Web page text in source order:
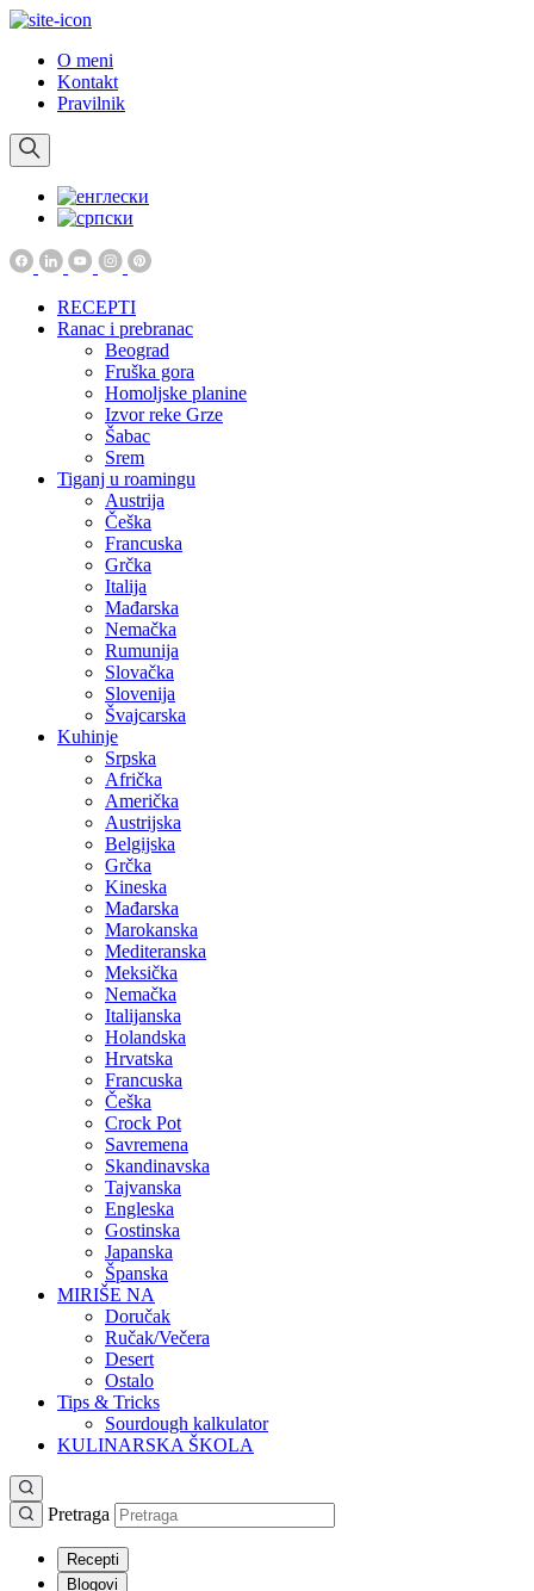
O meni
Kontakt
Pravilnik
RECEPTI
Ranac i prebranac
Beograd
Fruška gora
Homoljske planine
Izvor reke Grze
Šabac
Srem
Tiganj u roamingu
Austrija
Češka
Francuska
Grčka
Italija
Mađarska
Nemačka
Rumunija
Slovačka
Slovenija
Švajcarska
Kuhinje
Srpska
Afrička
Američka
Austrijska
Belgijska
Grčka
Kineska
Mađarska
Marokanska
Mediteranska
Meksička
Nemačka
Italijanska
Holandska
Hrvatska
Francuska
Češka
Crock Pot
Savremena
Skandinavska
Tajvanska
Engleska
Gostinska
Japanska
Španska
MIRIŠE NA
Doručak
Ručak/Večera
Desert
Ostalo
Tips & Tricks
Sourdough kalkulator
KULINARSKA ŠKOLA
Pretraga
Recepti
Blogovi